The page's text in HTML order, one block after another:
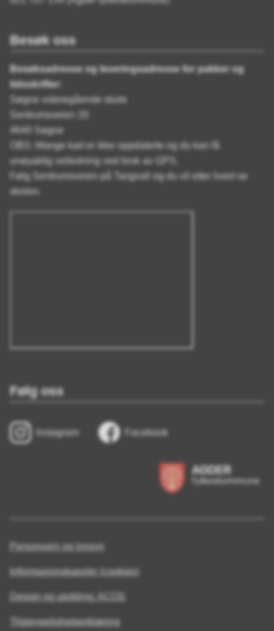
Besøk oss
Besøksadresse og leveringsadresse for pakker og
tidsskrifter:
Søgne videregående skole
Sentrumsveien 20
4640 Søgne
OBS: Mange kart er ikke oppdaterte og du kan få
unøyaktig veiledning ved bruk av GPS.
Følg Sentrumsveien på Tangvall og du vil etter hvert se
skolen.
Følg oss
Instagram Facebook
Personvern og innsyn
Informasjonskapsler (cookies)
Design og utvikling: ACOS
Tilgjengelighetserklæring